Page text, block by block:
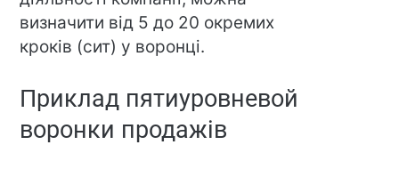
визначити від 5 до 20 окремих
кроків (сит) у воронці.
Приклад пятиуровневой
воронки продажів